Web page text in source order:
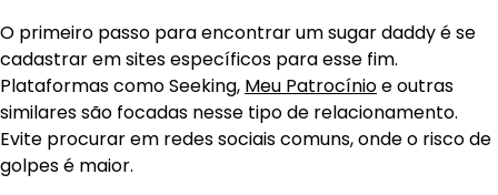
O primeiro passo para encontrar um sugar daddy é se
cadastrar em sites específicos para esse fim.
Plataformas como Seeking, Meu Patrocínioe outras
similares são focadas nesse tipo de relacionamento.
Evite procurar em redes sociais comuns, onde o risco de
golpes é maior.